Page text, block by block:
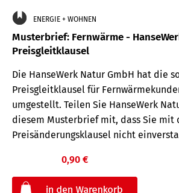
ENERGIE + WOHNEN
Musterbrief: Fernwärme -
Preisgleitklausel
Die HanseWerk Natur GmbH hat die
Preisgleitklausel für
umgestellt. Teilen Sie HanseWerk
diesem Musterbrief mit, dass Sie mit
Preisänderungsklausel nicht
0,90 €